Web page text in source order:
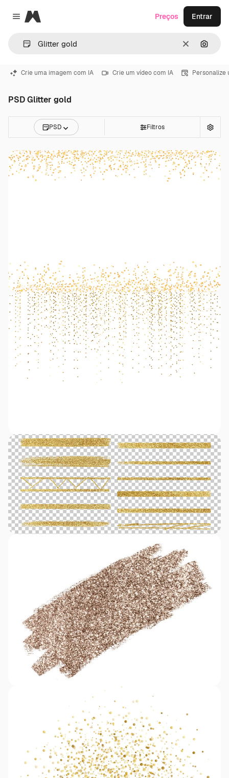
Close menu
Magnific
Limpar
Preços Entrar
Crie uma imagem com IA Crie um vídeo com IA Personalize
PSD Glitter gold
PSD Filtros